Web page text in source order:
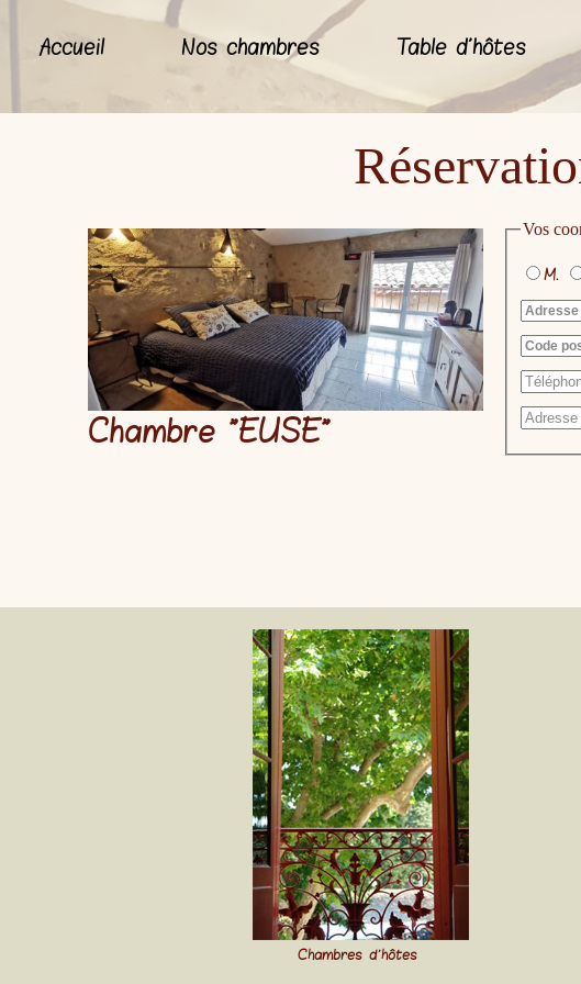
Accueil Nos chambres Table d'hôtes
Chambre "EUSE"
Vos
M.
Chambres d'hôtes